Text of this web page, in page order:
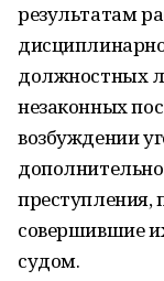
результатам
должностных
незаконных
возбуждении
преступления,
совершившие
судом.